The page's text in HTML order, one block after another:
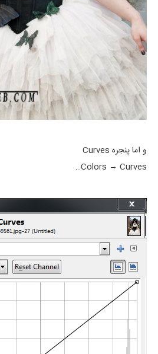
و اما پنجره Curves
Colors → Curves…